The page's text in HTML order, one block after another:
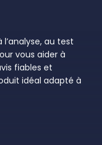
au test
vous aider à
fiables et
idéal adapté à